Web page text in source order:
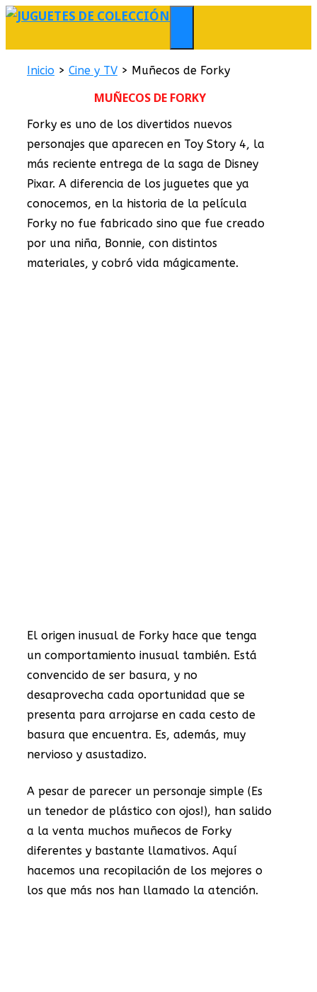
Saltar
contenido
MENÚ
Inicio > Cine y TV > Muñecos de Forky
MUÑECOS DE FORKY
Forky es uno de los divertidos nuevos
personajes que aparecen en Toy Story 4, la
más reciente entrega de la saga de Disney
Pixar. A diferencia de los juguetes que ya
conocemos, en la historia de la película
Forky no fue fabricado sino que fue creado
por una niña, Bonnie, con distintos
materiales, y cobró vida mágicamente.
El origen inusual de Forky hace que tenga
un comportamiento inusual también. Está
convencido de ser basura, y no
desaprovecha cada oportunidad que se
presenta para arrojarse en cada cesto de
basura que encuentra. Es, además, muy
nervioso y asustadizo.
A pesar de parecer un personaje simple (Es
un tenedor de plástico con ojos!), han salido
a la venta muchos muñecos de Forky
diferentes y bastante llamativos. Aquí
hacemos una recopilación de los mejores o
los que más nos han llamado la atención.